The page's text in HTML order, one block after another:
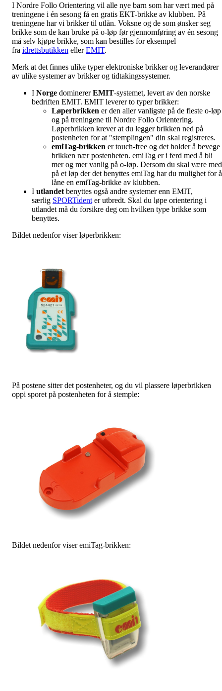
I Nordre Follo Orientering vil alle nye barn som har vært med på
treningene i én sesong få en gratis EKT-brikke av klubben. På
treningene har vi brikker til utlån. Voksne og de som ønsker seg
brikke som de kan bruke på o-løp før gjennomføring av én sesong
må selv kjøpe brikke, som kan bestilles for eksempel
fra idrettsbutikken ellerEMIT.
Merk at det finnes ulike typer elektroniske brikker og leverandører
av ulike systemer av brikker og tidtakingssystemer.
I Norge dominererEMIT-systemet, levert av den norske
bedriften EMIT. EMIT leverer to typer brikker:
Løperbrikken er den aller vanligste på de fleste o-løp
og på treningene til Nordre Follo Orientering.
Løperbrikken krever at du legger brikken ned på
postenheten for at "stemplingen" din skal registreres.
emiTag-brikken er touch-free og det holder å bevege
brikken nær postenheten. emiTag er i ferd med å bli
mer og mer vanlig på o-løp. Dersom du skal være med
på et løp der det benyttes emiTag har du mulighet for å
låne en emiTag-brikke av klubben.
I utlandet benyttes også andre systemer enn EMIT,
særlig SPORTident er utbredt. Skal du løpe orientering i
utlandet må du forsikre deg om hvilken type brikke som
benyttes.
Bildet nedenfor viser løperbrikken:
På postene sitter det postenheter, og du vil plassere løperbrikken
oppi sporet på postenheten for å stemple:
Bildet nedenfor viser emiTag-brikken: